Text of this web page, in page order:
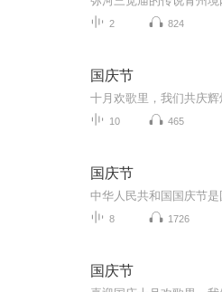
2 824
国庆节
10 465
国庆节
8 1726
国庆节